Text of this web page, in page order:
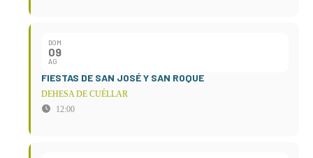
DOM
09
AG
FIESTAS DE SAN JOSÉ Y SAN ROQUE
DEHESA DE CUÉLLAR
12:00